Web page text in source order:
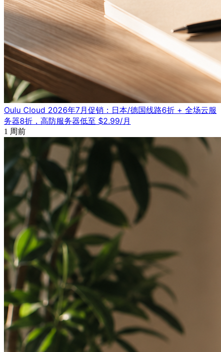
Oulu Cloud 2026年7月促销：日本/德国线路6折 + 全场云服
务器8折，高防服务器低至 $2.99/月
1 周前